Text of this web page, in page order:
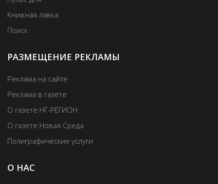
Книжная лавка
Поиск
РАЗМЕЩЕНИЕ РЕКЛАМЫ
Реклама на сайте
Реклама в газете
О газете НГ-РЕГИОН
О газете Новая Среда
Полиграфические услуги
О НАС